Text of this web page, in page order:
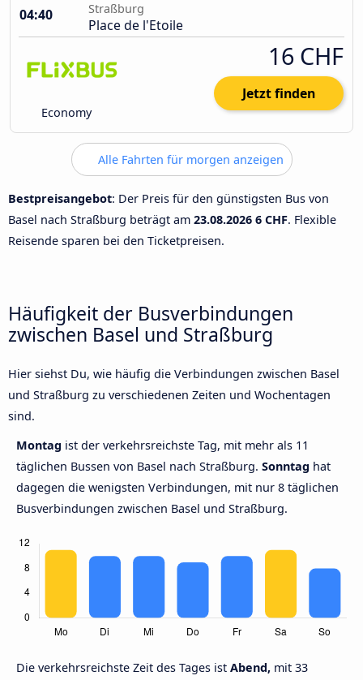
04:40
Straßburg
Place de l'Etoile
Economy
16 CHF
Jetzt finden
Alle Fahrten für morgen anzeigen
Bestpreisangebot: Der Preis für den günstigsten Bus von
Basel nach Straßburg beträgt am 23.08.2026 6 CHF. Flexible
Reisende sparen bei den Ticketpreisen.
Häufigkeit der Busverbindungen
zwischen Basel und Straßburg
Hier siehst Du, wie häufig die Verbindungen zwischen Basel
und Straßburg zu verschiedenen Zeiten und Wochentagen
sind.
Montag ist der verkehrsreichste Tag, mit mehr als 11
täglichen Bussen von Basel nach Straßburg. Sonntag hat
dagegen die wenigsten Verbindungen, mit nur 8 täglichen
Busverbindungen zwischen Basel und Straßburg.
Die verkehrsreichste Zeit des Tages ist Abend, mit 33